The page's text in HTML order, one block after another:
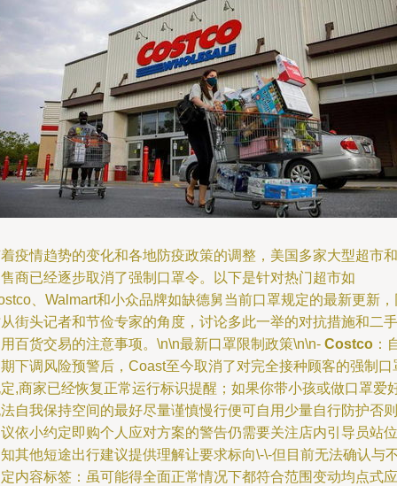
疫情趋势的变化和各地防疫政策的调整，美国多家大型超市和
商已经逐步取消了强制口罩令。以下是针对热门超市如
、Walmart和小众品牌如缺德舅当前口罩规定的最新更新，
街头记者和节俭专家的角度，讨论多此一举的对抗措施和二手
百货交易的注意事项。\n\n最新口罩限制政策\n\n- Costco ：
下调风险预警后，Coast至今取消了对完全接种顾客的强制口
,商家已经恢复正常运行标识提醒；如果你带小孩或做口罩爱
自我保持空间的最好尽量谨慎慢行便可自用少量自行防护否则
依小约定即购个人应对方案的警告仍需要关注店内引导员站位
其他短途出行建议提供理解让要求标向\-\-但目前无法确认与
内容标签：虽可能得全面正常情况下都符合范围变动均点式应